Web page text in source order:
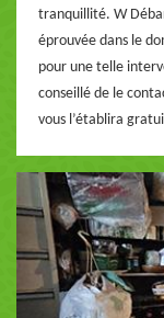
tranquillité. W
éprouvée dans le
pour une telle
conseillé de le
vous l’établira